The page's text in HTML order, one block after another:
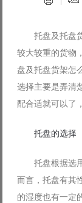
托盘及托盘货
较大较重的货物
盘及托盘货架怎
选择主要是弄清
配合适就可以了
托盘的选择
托盘根据选用
而言，托盘有其
的湿度也有一定
Log in with
Forgot your
Forgot your